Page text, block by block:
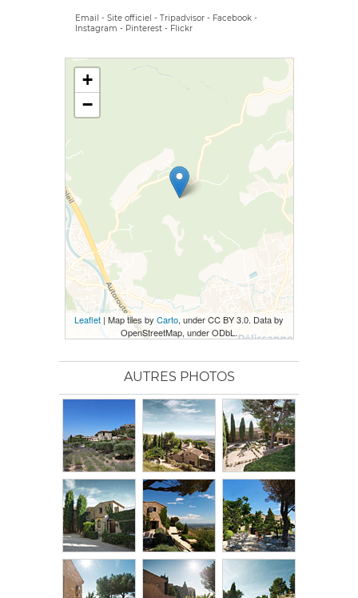
Email - Site officiel - Tripadvisor - Facebook -
Instagram - Pinterest - Flickr
+
−
Leaflet | Map tiles by Carto, under CC BY 3.0. Data by
OpenStreetMap, under ODbL.
AUTRES PHOTOS